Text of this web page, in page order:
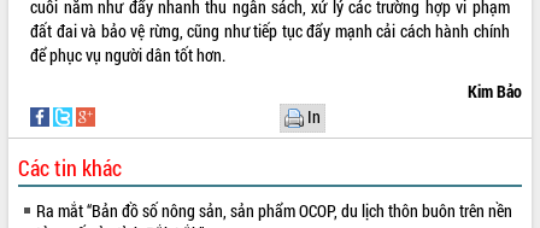
Tháo gỡ những vướng mắc, đẩy mạnh
công tác cải cách thủ tục hành chính
tại Trung tâm Phục vụ hành chính
Đắk Lắk: Tôn vinh 46 giải pháp tại Hội
Đắk Lắk rà soát, điều chỉnh Đề án 190
về phát triển nuôi trồng thủy sản
cuối năm như đẩy nhanh thu ngân sách, xử lý các trường hợp vi phạm
đất đai và bảo vệ rừng, cũng như tiếp tục đẩy mạnh cải cách hành chính
để phục vụ người dân tốt hơn.
Kim Bảo
In
Các tin khác
Ra mắt “Bản đồ số nông sản, sản phẩm OCOP, du lịch thôn buôn trên nền